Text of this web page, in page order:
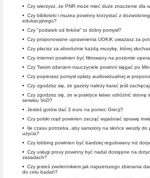
• Czy wierzysz, że PNR może mieć duże znaczenie dla
• Czy biblioteki i muzea powinny korzystać z
edukacyjnego?
• Czy "podatek od linków" to dobry pomysł?
• Czy proponowane uprawnienia UOKiK uważasz za
• Czy płacisz za absolutnie każdą muzykę, której
• Czy internet powinien być filtrowany na poziomie
• Czy Twoim zdaniem nauczyciele powinni sięgać po
• Czy popierasz pomysł opłaty audiowizualnej w
• Czy zgodzisz się, że gazety należy karać jeśli
• Czy zgodzisz się, że w praktyce łatwo odróżnić stronę
serwisu VoD?
• Jesteś gotów dać 3 euro na pomoc Grecji?
• Czy polski rząd powinien zacząć wyjaśniać sprawę
• Ile czasu potrzeba, aby samoloty na słońce weszły do
użycia?
• Czy lobbing powinien być bardziej regulowany niż
• Czy usługi proxy powinny być nadal dostępne na
zasadach?
• Czy jesteś zwolennikiem jak najszerszego zbierania
do celu badań?